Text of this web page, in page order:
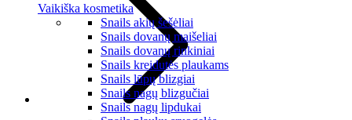
Vaikiška kosmetika
Snails akių šešėliai
Snails dovanų maišeliai
Snails dovanų rinkiniai
Snails kreidutės plaukams
Snails lūpų blizgiai
Snails nagų blizgučiai
Snails nagų lipdukai